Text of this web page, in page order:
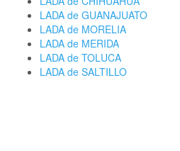
LADA de GUANAJUATO
LADA de MORELIA
LADA de MERIDA
LADA de TOLUCA
LADA de SALTILLO